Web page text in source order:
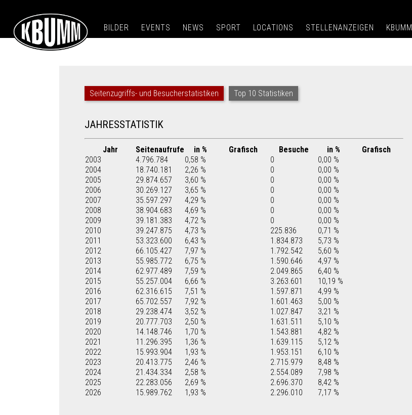
BILDER EVENTS NEWS SPORT LOCATIONS STELLENANZEIGEN KBUMM
Seitenzugriffs- und Besucherstatistiken Top 10 Statistiken
JAHRESSTATISTIK
Jahr Seitenaufrufe in % Grafisch Besuche in %
Grafisch
2003
4.796.784 0,58 % 0
0,00 %
2004
18.740.181 2,26 % 0
0,00 %
2005
29.874.657 3,60 % 0
0,00 %
2006
30.269.127 3,65 % 0
0,00 %
2007
35.597.297 4,29 % 0
0,00 %
2008
38.904.683 4,69 % 0
0,00 %
2009
39.181.383 4,72 % 0
0,00 %
2010
39.247.875 4,73 % 225.836
0,71 %
2011
53.323.600 6,43 % 1.834.873
5,73 %
2012
66.105.427 7,97 % 1.792.542
5,60 %
2013
55.985.772 6,75 % 1.590.646
4,97 %
2014
62.977.489 7,59 % 2.049.865
6,40 %
2015
55.257.004 6,66 % 3.263.601
10,19 %
2016
62.316.615 7,51 % 1.597.871
4,99 %
2017
65.702.557 7,92 % 1.601.463
5,00 %
2018
29.238.474 3,52 % 1.027.847
3,21 %
2019
20.777.703 2,50 % 1.631.511
5,10 %
2020
14.148.746 1,70 % 1.543.881
4,82 %
2021
11.296.395 1,36 % 1.639.115
5,12 %
2022
15.993.904 1,93 % 1.953.151
6,10 %
2023
20.413.775 2,46 % 2.715.979
8,48 %
2024
21.434.334 2,58 % 2.554.089
7,98 %
2025
22.283.056 2,69 % 2.696.370
8,42 %
2026
15.989.762 1,93 % 2.296.010 7,17 %